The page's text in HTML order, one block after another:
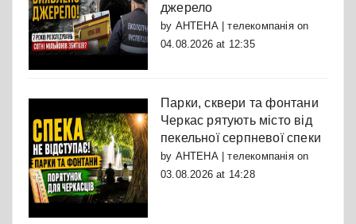
джерело
by АНТЕНА | телекомпаніяon
04.08.2026 at 12:35
Парки, сквери та фонтани
Черкас рятують місто від
пекельної серпневої спеки
by АНТЕНА | телекомпаніяon
03.08.2026 at 14:28